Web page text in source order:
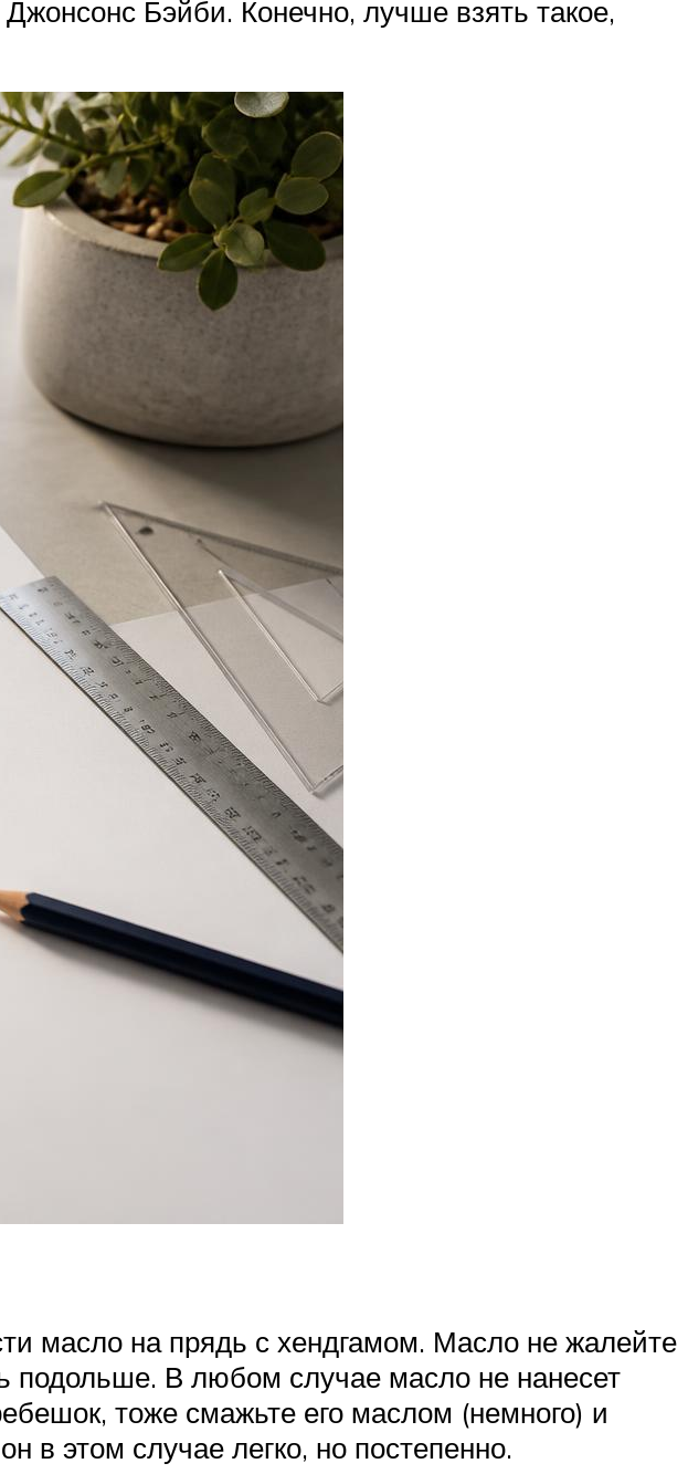
Бэйби. Конечно, лучше взять такое,
масло на прядь с хендгамом. Масло не жалейте
В любом случае масло не нанесет
тоже смажьте его маслом (немного) и
в этом случае легко, но постепенно.